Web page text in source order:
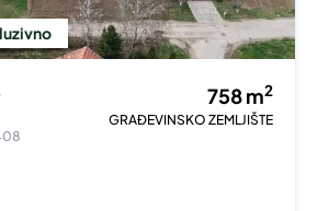
758m2
GRAĐEVINSKO ZEMLJIŠTE